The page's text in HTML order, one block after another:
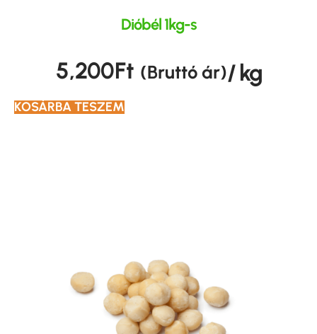
Dióbél 1kg-s
5,200Ft (Bruttó ár)/ kg
KOSÁRBA TESZEM